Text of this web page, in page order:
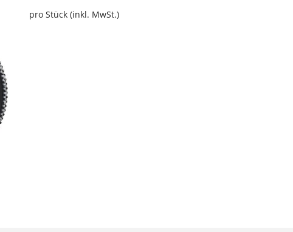
pro Stück (inkl. MwSt.)